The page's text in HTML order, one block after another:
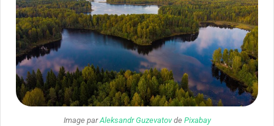
Image parAleksandr Guzevatovde Pixabay